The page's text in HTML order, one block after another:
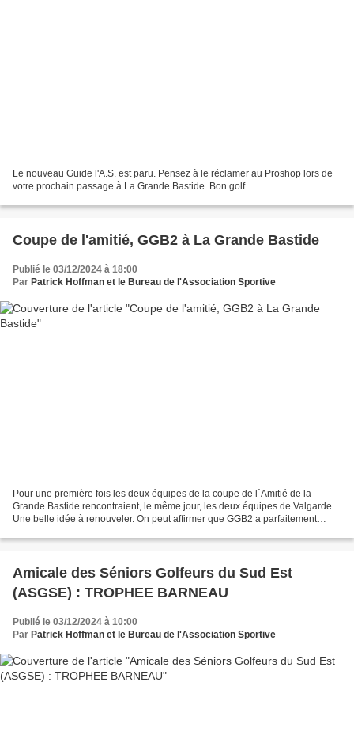
Le nouveau Guide l'A.S. est paru. Pensez à le réclamer au Proshop lors de
votre prochain passage à La Grande Bastide. Bon golf
Coupe de l'amitié, GGB2 à La Grande Bastide
Publié le 03/12/2024 à 18:00
Par Patrick Hoffman et le Bureau de l'Association Sportive
Pour une première fois les deux équipes de la coupe de l´Amitié de la
Grande Bastide rencontraient, le même jour, les deux équipes de Valgarde.
Une belle idée à renouveler. On peut affirmer que GGB2 a parfaitement
Amicale des Séniors Golfeurs du Sud Est
(ASGSE) : TROPHEE BARNEAU
Publié le 03/12/2024 à 10:00
Par Patrick Hoffman et le Bureau de l'Association Sportive